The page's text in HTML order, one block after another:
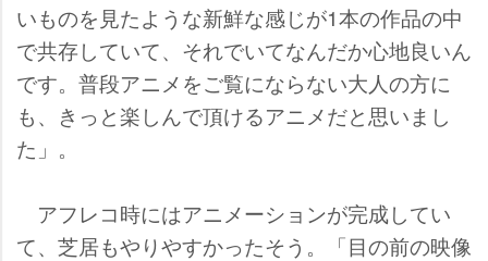
いものを見たような新鮮な感じが1本の作品の中
で共存していて、それでいてなんだか心地良いん
です。普段アニメをご覧にならない大人の方に
も、きっと楽しんで頂けるアニメだと思いまし
た」。
アフレコ時にはアニメーションが完成してい
て、芝居もやりやすかったそう。「目の前の映像